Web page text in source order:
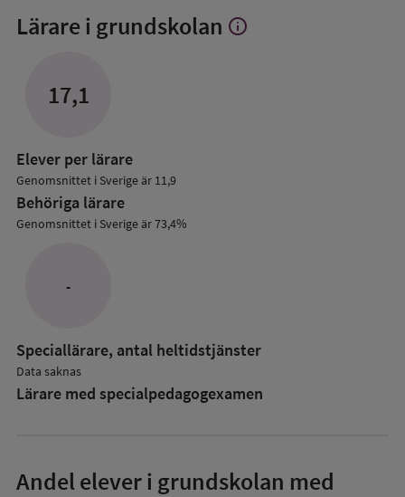
Lärare i grundskolan Visa
info
17,1
Elever per lärare
Genomsnittet i Sverige är 11,9
Behöriga lärare
Genomsnittet i Sverige är 73,4%
-
Speciallärare, antal heltidstjänster
Data saknas
Lärare med specialpedagog­examen
Andel elever i grundskolan med